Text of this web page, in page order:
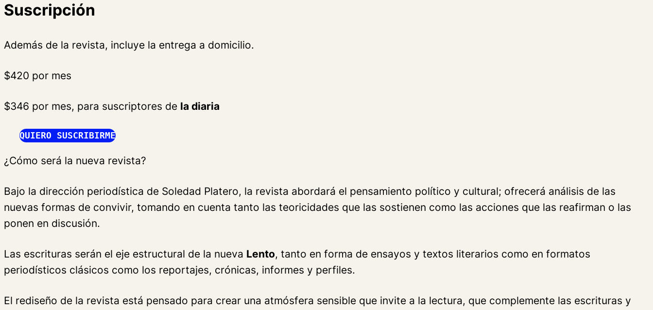
Suscripción
Además de la revista, incluye la entrega a domicilio.
$420 por mes
$346 por mes, para suscriptores de la diaria
QUIERO SUSCRIBIRME
¿Cómo será la nueva revista?
Bajo la dirección periodística de Soledad Platero, la revista abordará el pensamiento político y cultural; ofrecerá análisis de las
nuevas formas de convivir, tomando en cuenta tanto las teoricidades que las sostienen como las acciones que las reafirman o las
ponen en discusión.
Las escrituras serán el eje estructural de la nueva Lento, tanto en forma de ensayos y textos literarios como en formatos
periodísticos clásicos como los reportajes, crónicas, informes y perfiles.
El rediseño de la revista está pensado para crear una atmósfera sensible que invite a la lectura, que complemente las escrituras y